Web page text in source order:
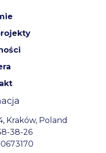
Kraków, Poland
38-26